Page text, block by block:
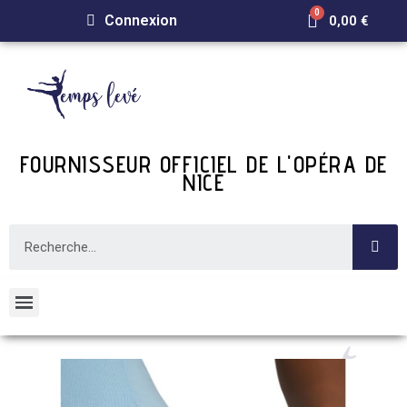
Connexion 0,00 €
FOURNISSEUR OFFICIEL DE L'OPÉRA DE
NICE